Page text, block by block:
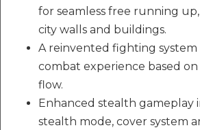
for seamless free running
city walls and buildings.
A reinvented fighting system
combat experience based on
flow.
Enhanced stealth gameplay
stealth mode, cover system